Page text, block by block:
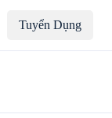
Tuyển Dụng